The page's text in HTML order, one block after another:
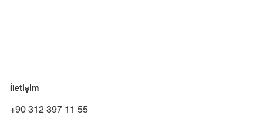
İletişim
+90 312 397 11 55